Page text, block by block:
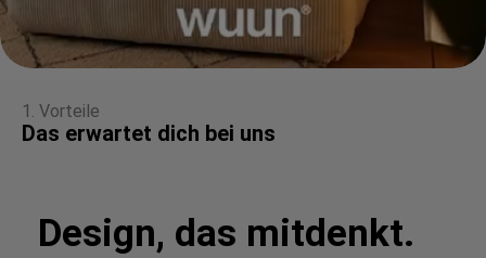
1. Vorteile
Das erwartet dich bei uns
Design, das mitdenkt.